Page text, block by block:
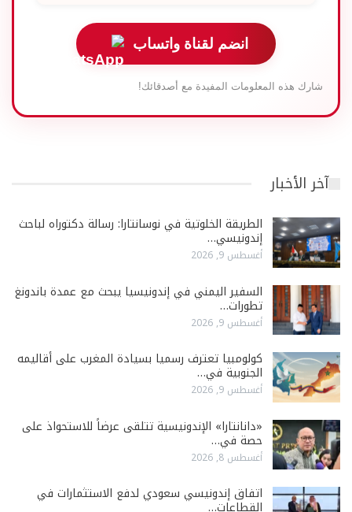
انضم لقناة واتساب
شارك هذه المعلومات المفيدة مع أصدقائك!
آخر الأخبار
الطريقة الخلوتية في نوسانتارا: رسالة دكتوراه لباحث
إندونيسي…
أغسطس 9, 2026
السفير اليمني في إندونيسيا يبحث مع عمدة باندونغ
تطورات…
أغسطس 9, 2026
كولومبيا تعترف رسميا بسيادة المغرب على أقاليمه
الجنوبية في…
أغسطس 9, 2026
«دانانتارا» الإندونيسية تتلقى عرضاً للاستحواذ على
حصة في…
أغسطس 8, 2026
اتفاق إندونيسي سعودي لدفع الاستثمارات في